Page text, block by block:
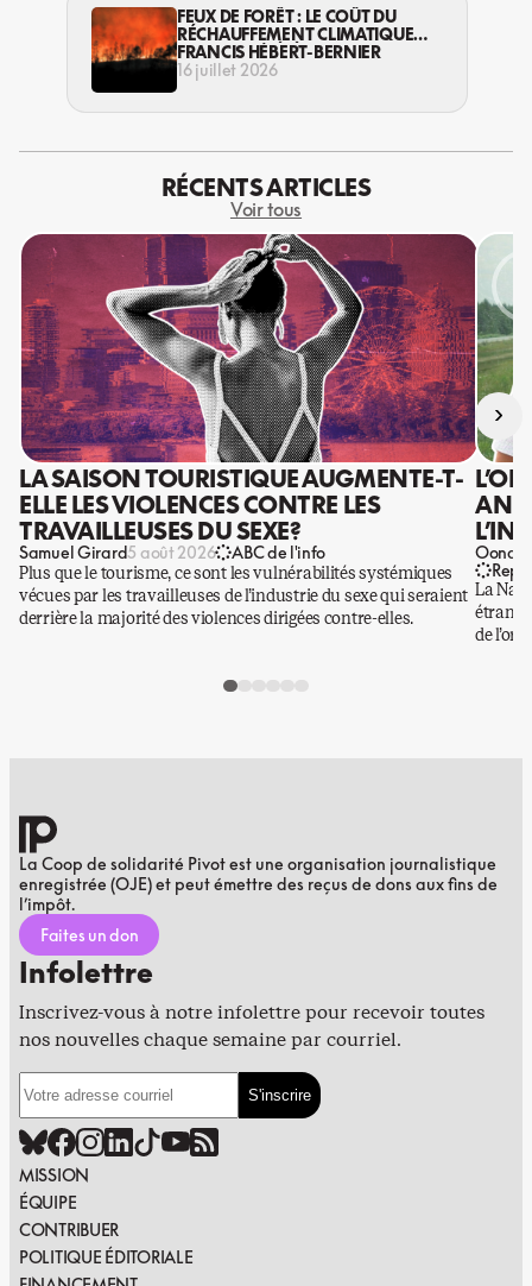
FEUX DE FORÊT : LE COÛT DU
RÉCHAUFFEMENT CLIMATIQUE
S’EXPRIME DÉJÀ
FRANCIS HÉBERT-BERNIER
16 juillet 2026
RÉCENTS ARTICLES
Voir tous
LA SAISON TOURISTIQUE AUGMENTE-T-
ELLE LES VIOLENCES CONTRE LES
TRAVAILLEUSES DU SEXE?
Samuel Girard5 août 2026 ABC de l'info
Plus que le tourisme, ce sont les vulnérabilités systémiques
vécues par les travailleuses de l’industrie du sexe qui seraient
derrière la majorité des violences dirigées contre-elles.
Oona
La
de l’or.
›
La Coop de solidarité Pivot est une organisation journalistique
enregistrée (OJE) et peut émettre des reçus de dons aux fins de
l’impôt.
Faites un don
Infolettre
Inscrivez-vous à notre infolettre pour recevoir toutes
nos nouvelles chaque semaine par courriel.
MISSION
ÉQUIPE
CONTRIBUER
POLITIQUE ÉDITORIALE